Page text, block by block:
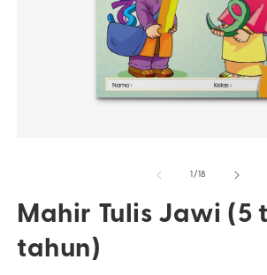
1/of
18
Mahir Tulis Jawi (5
tahun)